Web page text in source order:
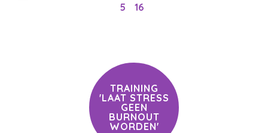
5
16
TRAINING
'LAAT STRESS
GEEN
BURNOUT
WORDEN'